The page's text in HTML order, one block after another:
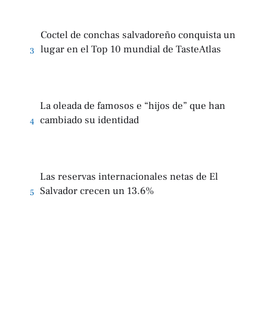
3
Coctel de conchas salvadoreño conquista un
lugar en el Top 10 mundial de TasteAtlas
4
La oleada de famosos e “hijos de” que han
cambiado su identidad
5
Las reservas internacionales netas de El
Salvador crecen un 13.6%